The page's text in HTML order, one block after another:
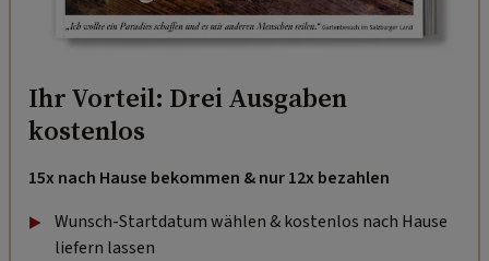
Ihr Vorteil: Drei Ausgaben
kostenlos
15x nach Hause bekommen & nur 12x bezahlen
Wunsch-Startdatum wählen & kostenlos nach Hause
liefern lassen